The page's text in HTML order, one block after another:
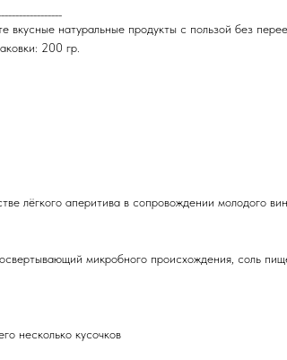
вкусные натуральные продукты с пользой без
200 гр.
лёгкого аперитива в сопровождении молодого
микробного происхождения, соль
несколько кусочков